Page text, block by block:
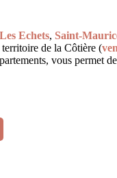
Les Echets, Saint-
territoire de la Côtière (
vous permet